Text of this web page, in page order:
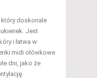
który doskonale
Jest
i łatwa w
midi ołówkowe
dni, jako że